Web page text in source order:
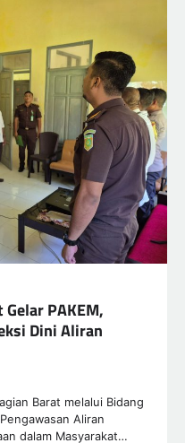
PAKEM,
Dini Aliran
Barat melalui Bidang
Aliran
dalam Masyarakat…